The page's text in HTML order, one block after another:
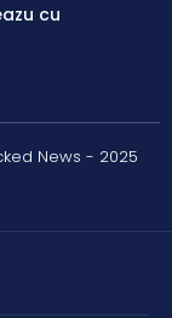
cu
News - 2025